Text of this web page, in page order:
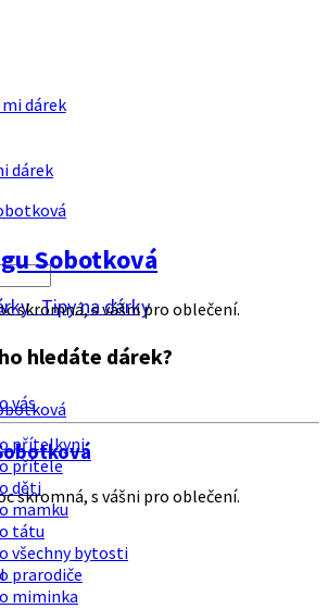
Tipy na dárky
hledáte dárek?
vás
přítelkyni
přítele
děti
mamku
tátu
všechny bytosti
prarodiče
miminka
Sobotková
skromná, s vášni pro oblečení.
skromná, s vášni pro oblečení.